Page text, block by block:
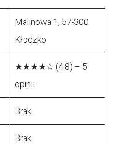
Malinowa 1, 57-300
Kłodzko
★★★★☆ (4.8) – 5
opinii
Brak
Brak